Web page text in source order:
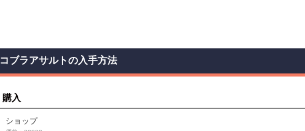
コブラアサルトの入手方法
購入
ショップ